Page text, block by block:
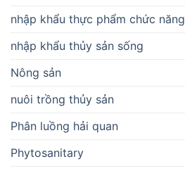
nhập khẩu thực phẩm chức năng
nhập khẩu thủy sản sống
Nông sản
nuôi trồng thủy sản
Phân luồng hải quan
Phytosanitary